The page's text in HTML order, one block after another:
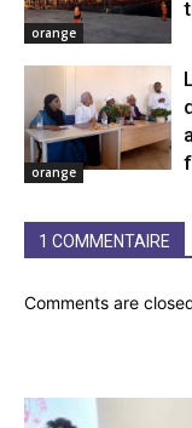
orange
orange
1 COMMENTAIRE
Comments are